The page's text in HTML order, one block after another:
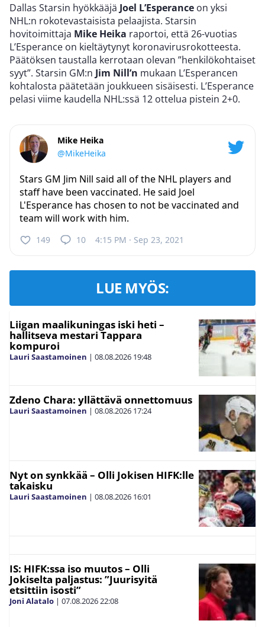
Dallas Starsin hyökkääjä Joel L’Esperance on yksi
NHL:n rokotevastaisista pelaajista. Starsin
hovitoimittaja Mike Heika raportoi, että 26-vuotias
L’Esperance on kieltäytynyt koronavirusrokotteesta.
Päätöksen taustalla kerrotaan olevan ”henkilökohtaiset
syyt”. Starsin GM:n Jim Nill’n mukaan L’Esperancen
kohtalosta päätetään joukkueen sisäisesti. L’Esperance
pelasi viime kaudella NHL:ssä 12 ottelua pistein 2+0.
Mike Heika
@MikeHeika
Stars GM Jim Nill said all of the NHL players and
staff have been vaccinated. He said Joel
L'Esperance has chosen to not be vaccinated and
team will work with him.
149 10 4:15 PM · Sep 23, 2021
LUE MYÖS:
Liigan maalikuningas iski heti –
hallitseva mestari Tappara
kompuroi
Lauri Saastamoinen | 08.08.2026 19:48
Zdeno Chara: yllättävä onnettomuus
Lauri Saastamoinen | 08.08.2026 17:24
Nyt on synkkää – Olli Jokisen HIFK:lle
takaisku
Lauri Saastamoinen | 08.08.2026 16:01
IS: HIFK:ssa iso muutos – Olli
Jokiselta paljastus: ”Juurisyitä
etsittiin isosti”
Joni Alatalo | 07.08.202622:08